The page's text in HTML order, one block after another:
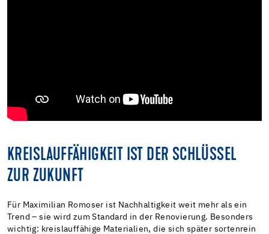
KREISLAUFFÄHIGKEIT IST DER SCHLÜSSEL
ZUR ZUKUNFT
Für Maximilian Romoser ist Nachhaltigkeit weit mehr als ein
Trend – sie wird zum Standard in der Renovierung. Besonders
wichtig: kreislauffähige Materialien, die sich später sortenrein